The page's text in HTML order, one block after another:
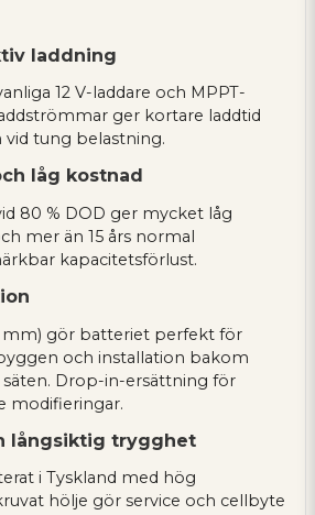
laddning
12 V-laddare och MPPT-
ger kortare laddtid
vid tung belastning.
låg kostnad
80 % DOD ger mycket låg
mer än 15 års normal
kapacitetsförlust.
mm) gör batteriet perfekt för
och installation bakom
Drop-in-ersättning för
modifieringar.
långsiktig trygghet
i Tyskland med hög
hölje gör service och cellbyte